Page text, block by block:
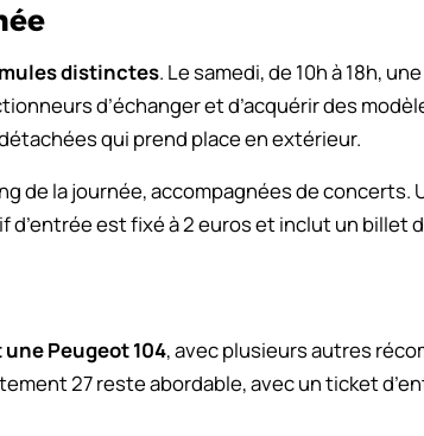
distinctes. Le samedi, de 10h à 18h,
d’échanger et d’acquérir des
qui prend place en extérieur.
de la journée, accompagnées de concerts.
d’entrée est fixé à 2 euros et inclut un billet
Peugeot 104, avec plusieurs autres
27 reste abordable, avec un ticket